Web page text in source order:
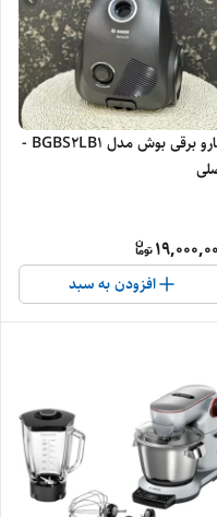
جارو برقی بوش مدل BGBS2LB1 -
افزودن به سبد